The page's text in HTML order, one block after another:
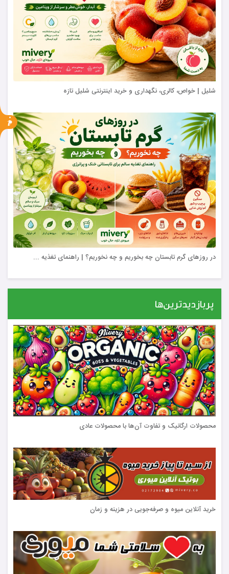
شلیل | خواص، کالری، نگهداری و خرید اینترنتی شلیل تازه
در روزهای گرم تابستان چه بخوریم و چه نخوریم؟ | راهنمای تغذیه ...
پربازدیدترین‌ها
محصولات ارگانیک و تفاوت آن‌ها با محصولات عادی
خرید آنلاین میوه و صرفه‌جویی در هزینه و زمان